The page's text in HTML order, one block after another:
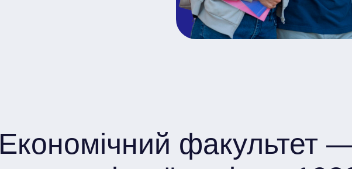
Економічний факультет